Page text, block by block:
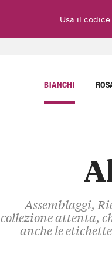
BIANCHI
Assemblaggi,
collezione attenta,
anche le
Usa il